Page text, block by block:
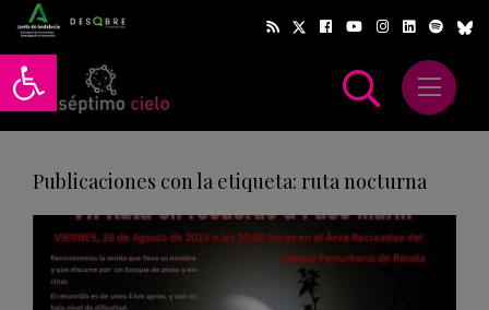
Abrir barra de herramientas
Abrir
Publicaciones con la etiqueta: ruta nocturna